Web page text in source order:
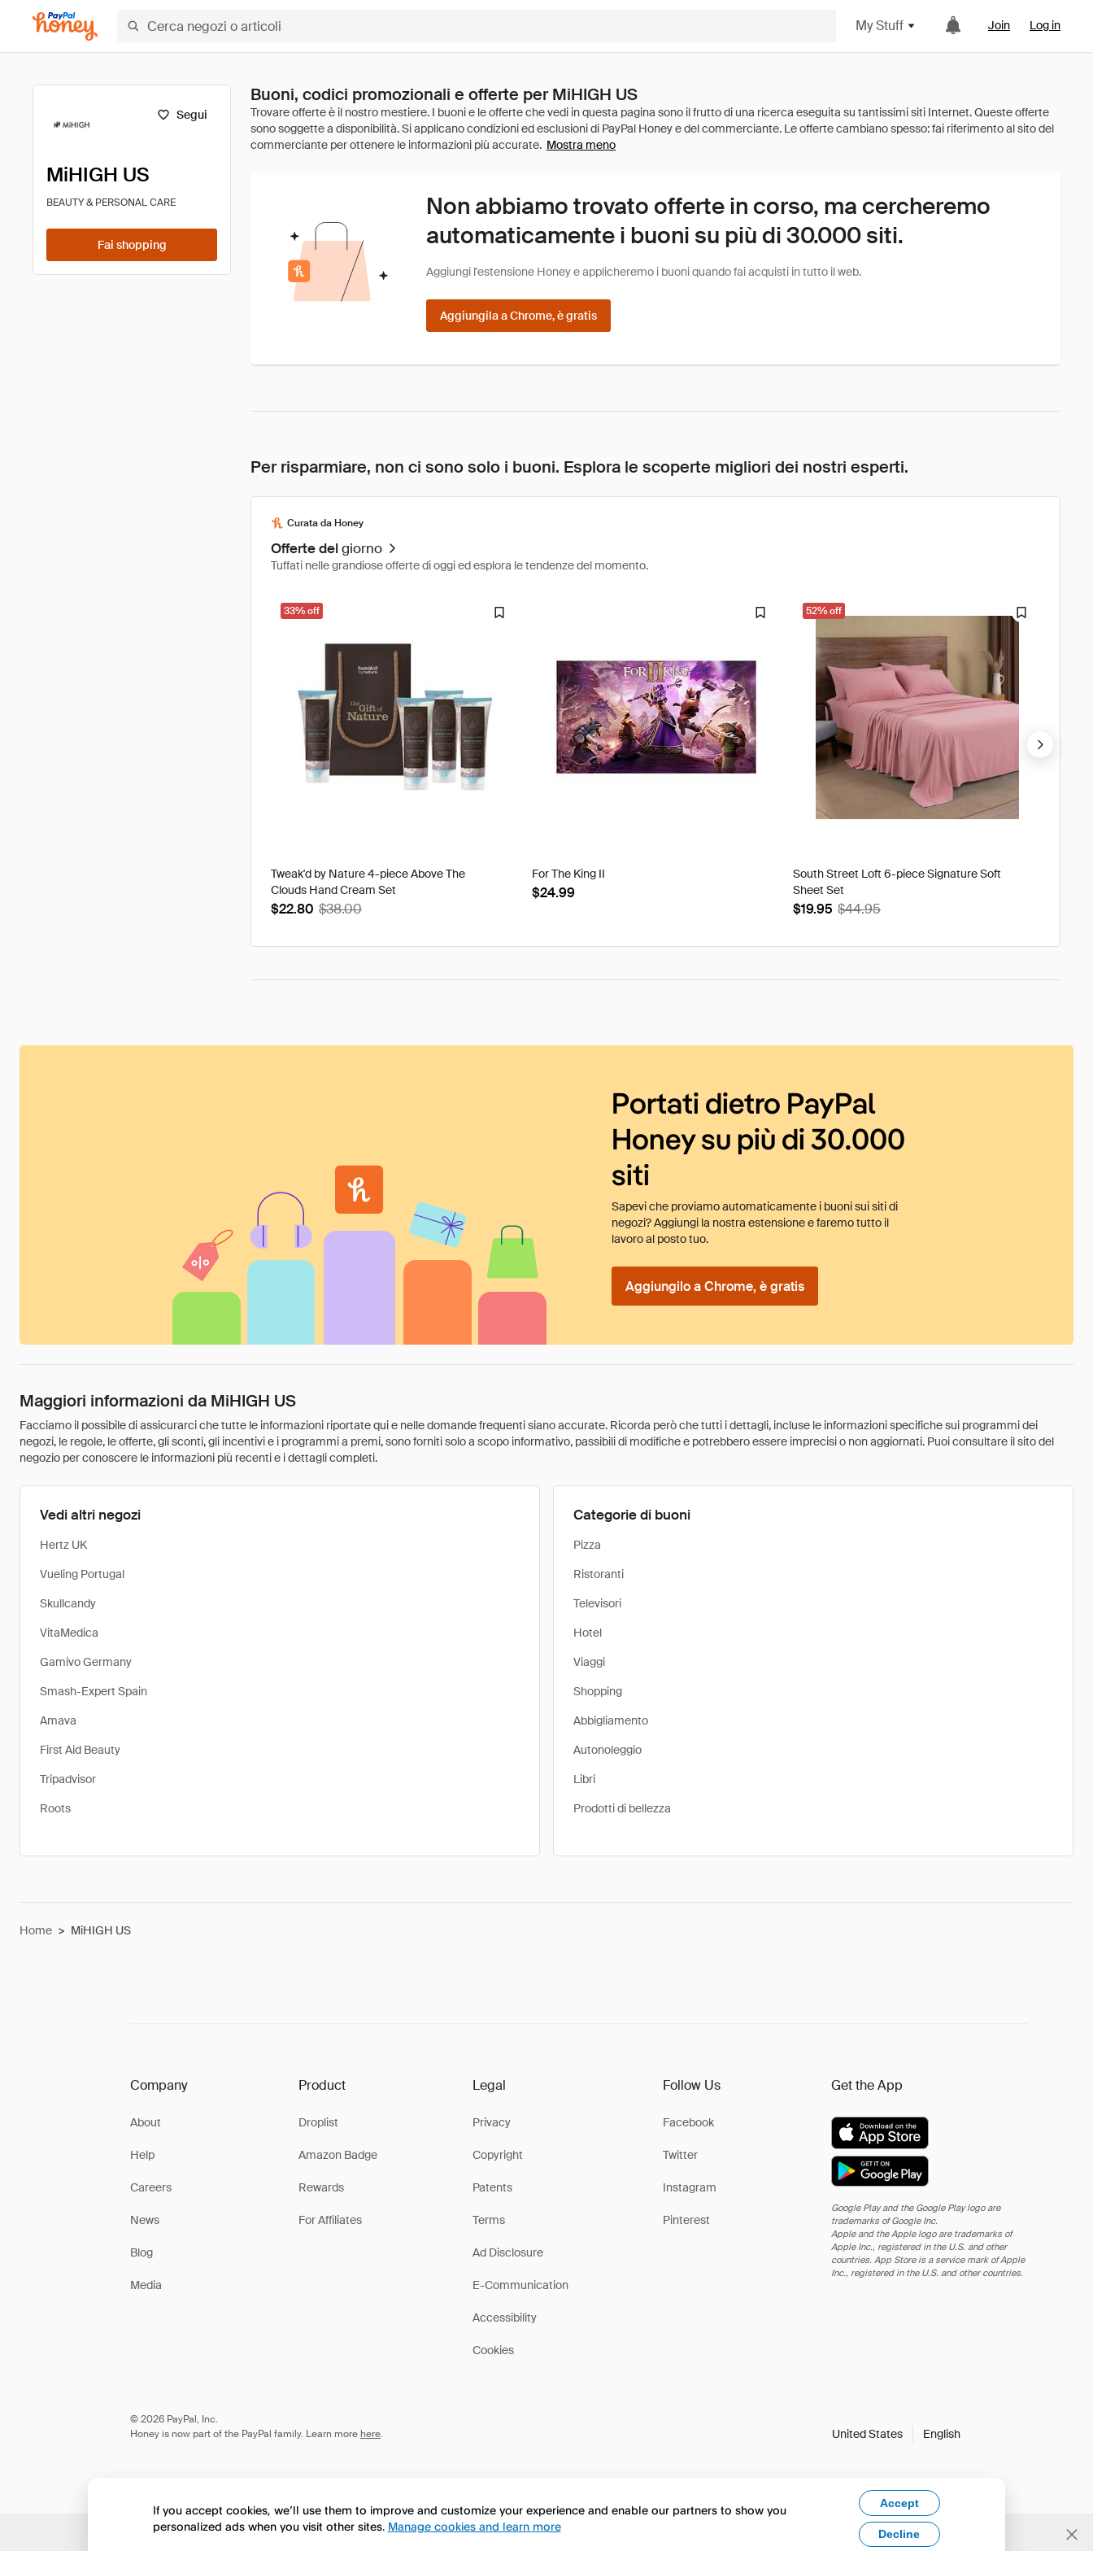
My Stuff Join Log in
Segui
MiHIGH US
BEAUTY & PERSONAL CARE
Fai shopping
Buoni, codici promozionali e offerte per MiHIGH US
Mostra meno
Non abbiamo trovato offerte in corso, ma cercheremo
automaticamente i buoni su più di 30.000 siti.
Aggiungi l'estensione Honey e applicheremo i buoni quando fai acquisti in tutto il web.
Aggiungila a Chrome, è gratis
Per risparmiare, non ci sono solo i buoni. Esplora le scoperte migliori dei nostri esperti.
Curata da Honey
Offerte delgiorno
Tuffati nelle grandiose offerte di oggi ed esplora le tendenze del momento.
33% off
Tweak'd by Nature 4-piece Above The
Clouds Hand Cream Set
$22.80 $38.00
For The King II
$24.99
52% off
South Street Loft 6-piece Signature Soft
Sheet Set
$19.95 $44.95
Portati dietro PayPal
Honey su più di 30.000
siti
Sapevi che proviamo automaticamente i buoni sui siti di
negozi? Aggiungi la nostra estensione e faremo tutto il
lavoro al posto tuo.
Aggiungilo a Chrome, è gratis
Maggiori informazioni da MiHIGH US
Facciamo il possibile di assicurarci che tutte le informazioni riportate qui e nelle domande frequenti siano accurate. Ricorda però che tutti i dettagli, incluse le informazioni specifiche sui programmi dei
negozi, le regole, le offerte, gli sconti, gli incentivi e i programmi a premi, sono forniti solo a scopo informativo, passibili di modifiche e potrebbero essere imprecisi o non aggiornati. Puoi consultare il sito del
negozio per conoscere le informazioni più recenti e i dettagli completi.
Vedi altri negozi
Hertz UK
Vueling Portugal
Skullcandy
VitaMedica
Gamivo Germany
Smash-Expert Spain
Amava
First Aid Beauty
Tripadvisor
Roots
Categorie di buoni
Pizza
Ristoranti
Televisori
Hotel
Viaggi
Shopping
Abbigliamento
Autonoleggio
Libri
Prodotti di bellezza
Home > MiHIGH US
Company
About
Help
Careers
News
Blog
Media
Product
Droplist
Amazon Badge
Rewards
For Affiliates
Legal
Privacy
Copyright
Patents
Terms
Ad Disclosure
E-Communication
Accessibility
Cookies
Follow Us
Facebook
Twitter
Instagram
Pinterest
Get the App
Google Play and the Google Play logo are
trademarks of Google Inc.
Apple and the Apple logo are trademarks of
Apple Inc., registered in the U.S. and other
countries. App Store is a service mark of Apple
Inc., registered in the U.S. and other countries.
© 2026 PayPal, Inc.
Honey is now part of the PayPal family. Learn more here. United States English
If you accept cookies, we’ll use them to improve and customize your experience and enable our partners to show you
personalized ads when you visit other sites. Manage cookies and learn more
Accept
Decline